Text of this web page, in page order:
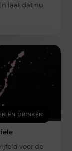
laat dat nu
EN DRINKEN
voor de